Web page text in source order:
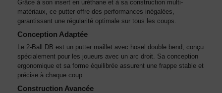
Grâce à son insert en uréthane et à sa construction multi-
matériaux, ce putter offre des performances inégalées,
garantissant une régularité optimale sur tous les coups.
Conception Adaptée
Le 2-Ball DB est un putter maillet avec hosel double bend, conçu
spécialement pour les joueurs avec un arc droit. Sa conception
ergonomique et sa forme équilibrée assurent une frappe stable et
précise à chaque coup.
Construction Avancée